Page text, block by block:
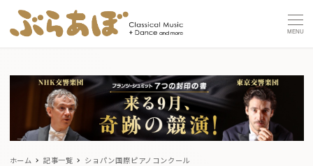
MENU
ホーム 記事一覧 ショパン国際ピアノコンクール